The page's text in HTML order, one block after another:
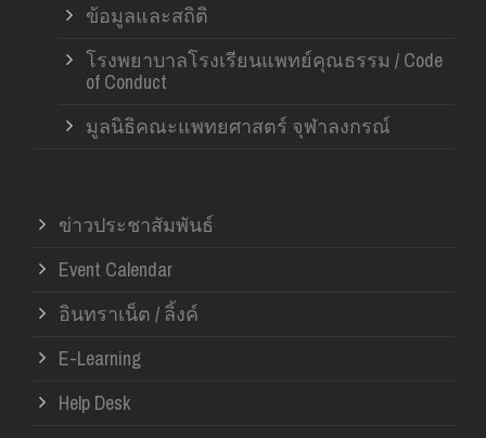
ข้อมูลและสถิติ
โรงพยาบาลโรงเรียนแพทย์คุณธรรม / Code
of Conduct
มูลนิธิคณะแพทยศาสตร์ จุฬาลงกรณ์
ข่าวประชาสัมพันธ์
Event Calendar
อินทราเน็ต / ลิ้งค์
E-Learning
Help Desk